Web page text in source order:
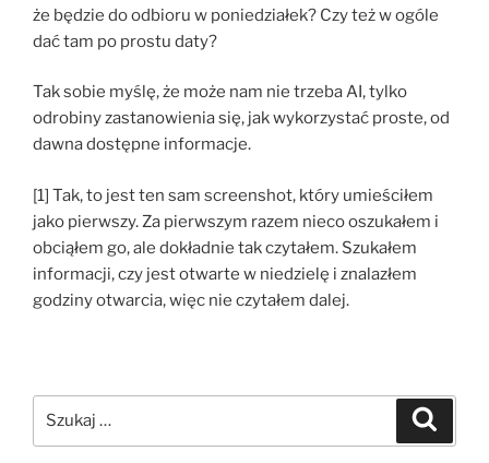
że będzie do odbioru w poniedziałek? Czy też w ogóle
dać tam po prostu daty?
Tak sobie myślę, że może nam nie trzeba AI, tylko
odrobiny zastanowienia się, jak wykorzystać proste, od
dawna dostępne informacje.
[1] Tak, to jest ten sam screenshot, który umieściłem
jako pierwszy. Za pierwszym razem nieco oszukałem i
obciąłem go, ale dokładnie tak czytałem. Szukałem
informacji, czy jest otwarte w niedzielę i znalazłem
godziny otwarcia, więc nie czytałem dalej.